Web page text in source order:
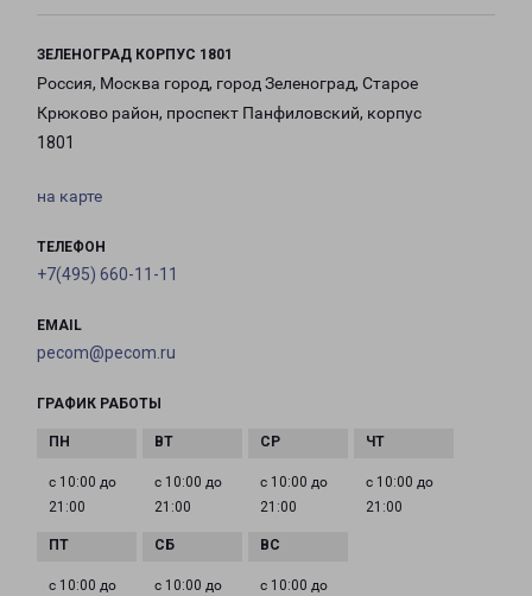
ЗЕЛЕНОГРАД КОРПУС 1801
Россия, Москва город, город Зеленоград, Старое
Крюково район, проспект Панфиловский, корпус
1801
на карте
ТЕЛЕФОН
+7(495) 660-11-11
EMAIL
pecom@pecom.ru
ГРАФИК РАБОТЫ
с 10:00 до
21:00
с 10:00 до
21:00
с 10:00 до
21:00
с 10:00 до
21:00
с 10:00 до
с 10:00 до
с 10:00 до